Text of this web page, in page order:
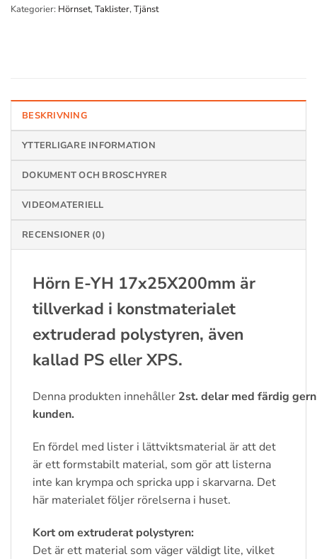
Kategorier: Hörnset, Taklister, Tjänst
BESKRIVNING
YTTERLIGARE INFORMATION
DOKUMENT OCH BROSCHYRER
VIDEOMATERIELL
RECENSIONER (0)
Hörn E-YH 17x25X200mm är
tillverkad i konstmaterialet
extruderad polystyren, även
kallad PS eller XPS.
Denna produkten innehåller 2st. delar med färdig
kunden.
En fördel med lister i lättviktsmaterial är att det
är ett formstabilt material, som gör att listerna
inte kan krympa och spricka upp i skarvarna. Det
här materialet följer rörelserna i huset.
Kort om extruderat polystyren:
Det är ett material som väger väldigt lite, vilket